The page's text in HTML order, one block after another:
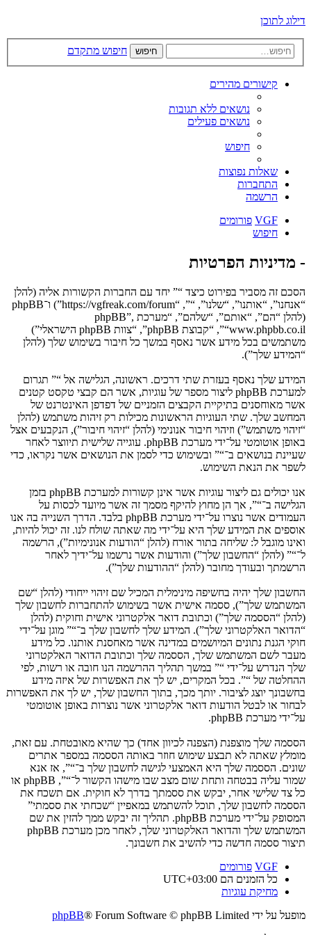
דילוג לתוכן
חיפוש חיפוש מתקדם
קישורים מהירים
נושאים ללא תגובות
נושאים פעילים
חיפוש
שאלות נפוצות
התחברות
הרשמה
VGF פורומים
חיפוש
- מדיניות הפרטיות
הסכם זה מסביר בפירוט כיצד “” יחד עם החברות הקשורות אליה (להלן
“אנחנו”, “אותנו”, “שלנו”, “”, “https://vgfreak.com/forum”) ו־phpBB
(להלן “הם”, “אותם”, “שלהם”, “מערכת phpBB”,
“www.phpbb.co.il”, “קבוצת phpBB”, “צוות phpBB הישראלי”)
משתמשים בכל מידע אשר נאסף במשך כל חיבור בשימוש שלך (להלן
“המידע שלך”).
המידע שלך נאסף בעזרת שתי דרכים. ראשונה, הגלישה אל “” תגרום
למערכת phpBB ליצור מספר של עוגיות, אשר הם קבצי טקסט קטנים
אשר מאוחסנים בתיקיית הקבצים הזמניים של דפדפן האינטרנט של
המחשב שלך. שתי העוגיות הראשונות מכילות רק זיהות משתמש (להלן
“זיהוי משתמש”) וזיהוי חיבור אנונימי (להלן “זיהוי חיבור”), הנקבעים אצל
באופן אוטומטי על־ידי מערכת phpBB. עוגייה שלישית תיווצר לאחר
שעיינת בנושאים ב־“” ובשימוש כדי לסמן את הנושאים אשר נקראו, כדי
לשפר את הנאת השימוש.
אנו יכולים גם ליצור עוגיות אשר אינן קשורות למערכת phpBB בזמן
הגלישה ב־“”, אך הן מחוץ להיקף מסמך זה אשר מיועד לכסות על
העמודים אשר נוצרו על־ידי מערכת phpBB בלבד. הדרך השנייה בה אנו
אוספים את המידע שלך היא על־ידי מה שאתה שולח לנו. זה יכול להיות,
ואינו מוגבל ל: שליחה בתור אורח (להלן “הודעות אנונימיות”), הרשמה
ל־“” (להלן “החשבון שלך”) והודעות אשר נרשמו על־ידיך לאחר
הרשמתך ובעודך מחובר (להלן “ההודעות שלך”).
החשבון שלך יהיה בחשיפה מינימלית המכיל שם זיהוי ייחודי (להלן “שם
המשתמש שלך”), ססמה אישית אשר בשימוש להתחברות לחשבון שלך
(להלן “הססמה שלך”) וכתובת דואר אלקטרוני אישית וחוקית (להלן
“הדואר האלקטרוני שלך”). המידע שלך לחשבון שלך ב־“” מוגן על־ידי
חוקי הגנת נתונים המיושמים במדינה אשר מאחסנת אותנו. כל מידע
מעבר לשם המשתמש שלך, הססמה שלך וכתובת הדואר האלקטרוני
שלך הנדרש על־ידי “” במשך תהליך ההרשמה הנו חובה או רשות, לפי
ההחלטה של “”. בכל המקרים, יש לך את האפשרות של איזה מידע
בחשבונך יוצג לציבור. יותך מכך, בתוך החשבון שלך, יש לך את האפשרות
לבחור או לבטל הודעות דואר אלקטרוני אשר נוצרות באופן אוטומטי
על־ידי מערכת phpBB.
הססמה שלך מוצפנת (הצפנה לכיוון אחד) כך שהיא מאובטחת. עם זאת,
מומלץ שאתה לא תבצע שימוש חוזר באותה הססמה במספר אתרים
שונים. הססמה שלך היא האמצעי לגישה לחשבון שלך ב־“”, אז אנא
שמור עליה בבטחה ותחת שום מצב שבו מישהו הקשור ל־“”, phpBB או
כל צד שלישי אחר, יבקש את ססמתך בדרך לא חוקית. אם תשכח את
הססמה לחשבון שלך, תוכל להשתמש במאפיין “שכחתי את ססמתי”
המסופק על־ידי מערכת phpBB. תהליך זה יבקש ממך להזין את שם
המשתמש שלך והדואר האלקטרוני שלך, לאחר מכן מערכת phpBB
תיצור ססמה חדשה כדי להשיב את חשבונך.
VGF פורומים
כל הזמנים הם UTC+03:00
מחיקת עוגיות
מופעל על ידי
phpBB® Forum Software © phpBB Limited